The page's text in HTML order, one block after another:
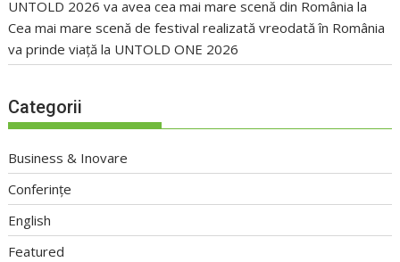
UNTOLD 2026 va avea cea mai mare scenă din România la
Cea mai mare scenă de festival realizată vreodată în România
va prinde viață la UNTOLD ONE 2026
Categorii
Business & Inovare
Conferințe
English
Featured